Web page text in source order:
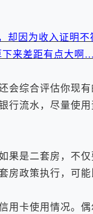
却因为收入证明不
下来差距有点大
会综合评估你现
行流水，尽量使
是二套房，不仅
政策执行，可能
用卡使用情况。